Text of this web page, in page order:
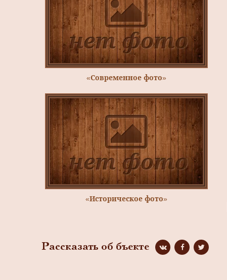
«Современное фото»
«Историческое фото»
Рассказать об бъекте